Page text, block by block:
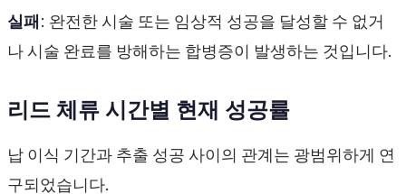
실패: 완전한 시술 또는 임상적 성공을 달성할 수 없거
나 시술 완료를 방해하는 합병증이 발생하는 것입니다.
리드 체류 시간별 현재 성공률
납 이식 기간과 추출 성공 사이의 관계는 광범위하게 연
구되었습니다.